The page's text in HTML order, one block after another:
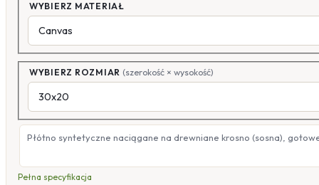
WYBIERZ MATERIAŁ
WYBIERZ ROZMIAR (szerokość × wysokość)
Płótno syntetyczne naciągane na drewniane krosno (sosna),
Pełna specyfikacja